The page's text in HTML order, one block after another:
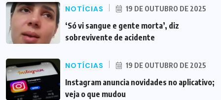
NOTÍCIAS 19 DE OUTUBRO DE 2025
‘Só vi sangue e gente morta’, diz
sobrevivente de acidente
NOTÍCIAS 19 DE OUTUBRO DE 2025
Instagram anuncia novidades no aplicativo;
veja o que mudou